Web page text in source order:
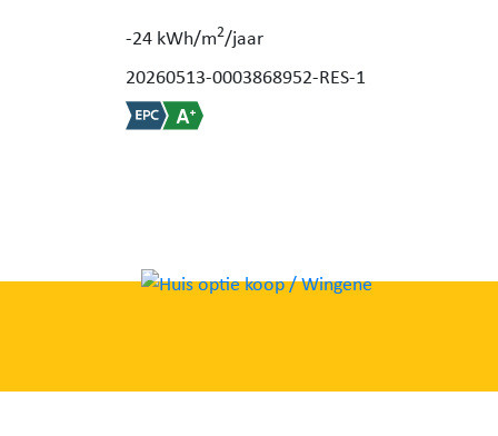
-24 kWh/m2/jaar
20260513-0003868952-RES-1